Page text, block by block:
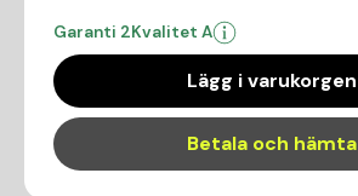
Garanti 2Kvalitet A
Lägg i varukorgen
Betala och hämta